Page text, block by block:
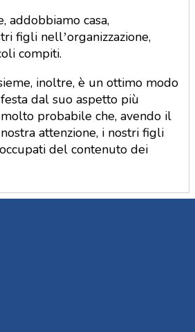
addobbiamo casa,
figli nell’organizzazione,
compiti.
inoltre, è un ottimo modo
dal suo aspetto più
probabile che, avendo il
attenzione, i nostri figli
del contenuto dei